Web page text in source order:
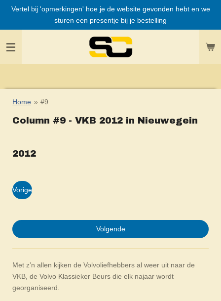
Ga
de
Vertel bij 'opmerkingen' hoe je de website gevonden hebt en we
sturen een presentje bij je bestelling
Home » #9
Column #9 - VKB 2012 in Nieuwegein
2012
Vorige
Volgende
Met z’n allen kijken de Volvoliefhebbers al weer uit naar de
VKB, de Volvo Klassieker Beurs die elk najaar wordt
georganiseerd.